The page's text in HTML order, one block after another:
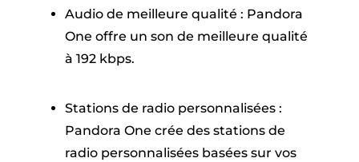
Audio de meilleure qualité : Pandora
One offre un son de meilleure qualité
à 192 kbps.
Stations de radio personnalisées :
Pandora One crée des stations de
radio personnalisées basées sur vos